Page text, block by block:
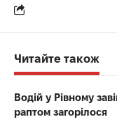
Читайте також
Водій у Рівному
раптом загорілося